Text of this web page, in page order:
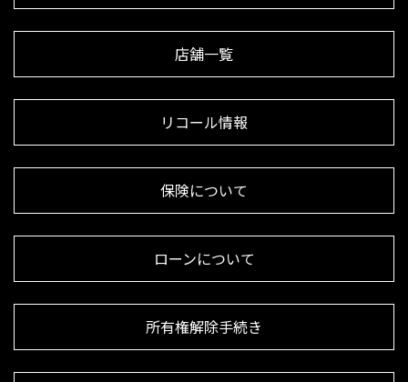
店舗一覧
リコール情報
保険について
ローンについて
所有権解除手続き